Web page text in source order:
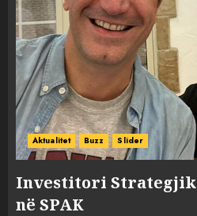
Aktualitet Buzz Slider
Investitori
në SPAK